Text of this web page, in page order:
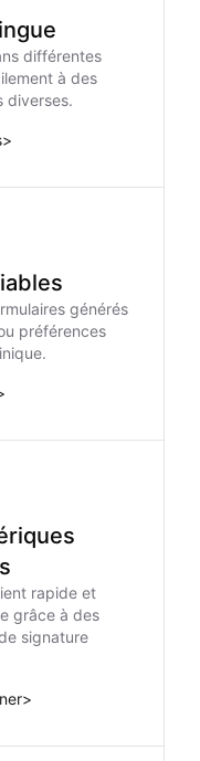
différentes
à des
diverses.
>
générés
préférences
rapide et
grâce à des
signature
>